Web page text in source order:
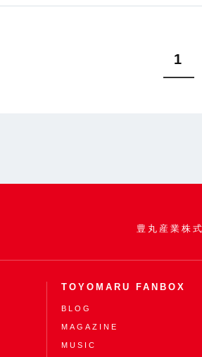
1
豊丸産業株
TOYOMARU FANBOX
BLOG
MAGAZINE
MUSIC